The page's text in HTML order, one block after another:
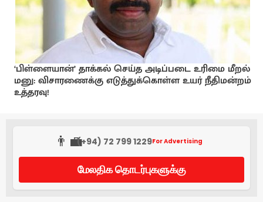
‘பிள்ளையான்’ தாக்கல் செய்த அடிப்படை உரிமை மீறல்
மனு: விசாரணைக்கு எடுத்துக்கொள்ள உயர் நீதிமன்றம்
உத்தரவு!
👨‍💼(+94) 72 799 1229For Advertising
மேலதிக தொடர்புகளுக்கு